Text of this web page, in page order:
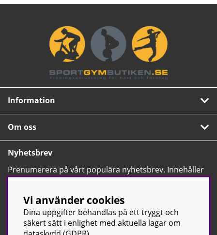
Information
Om oss
Nyhetsbrev
Prenumerera på vårt populära nyhetsbrev. Innehåller
tips, nyheter och våra allra bästa erbjudanden.
Vi använder cookies
Dina uppgifter behandlas på ett tryggt och
säkert sätt i enlighet med aktuella lagar om